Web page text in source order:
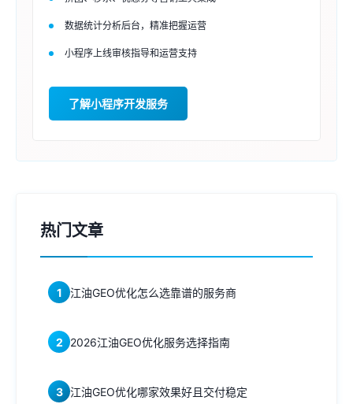
数据统计分析后台，精准把握运营
小程序上线审核指导和运营支持
了解小程序开发服务
热门文章
1 江油GEO优化怎么选靠谱的服务商
2 2026江油GEO优化服务选择指南
3 江油GEO优化哪家效果好且交付稳定